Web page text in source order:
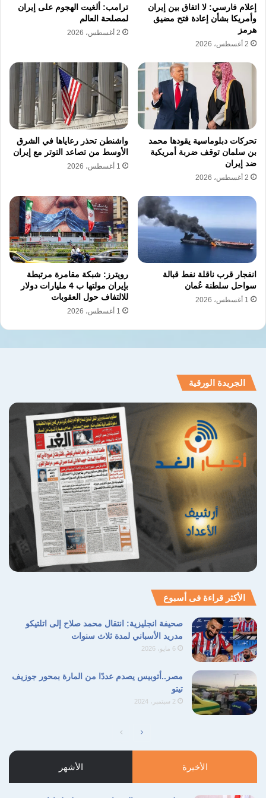
وفي السياق نفسه، بحث رئيس الوزراء وزير
الخارجية القطري الشيخ محمد بن عبد الرحمن آل
ثاني، مع وزير الخارجية الإيراني عباس عراقجي،
جهود التوصل إلى اتفاق بين واشنطن وطهران،
ضمن تحركات إقليمية متواصلة لمنع انهيار التهدئة.
كما أجرى قائد الجيش الباكستاني عاصم منير
مباحثات في طهران مع مسؤولين إيرانيين، ضمن
الجهود التي تقودها إسلام آباد لتقريب وجهات النظر
وفتح مسار تفاوضي جديد يخفف من احتمالات
العودة إلى المواجهة العسكرية.
مضيق هرمز في قلب الأزمة
ويظل مضيق هرمز أحد أبرز ملفات الأزمة، باعتباره
ممراً حيوياً لإمدادات الطاقة العالمية، وسط
مخاوف من أن يؤدي استمرار التوتر إلى اضطراب
حركة الملاحة وارتفاع كلفة الشحن والطاقة.
وتسعى التحركات القطرية والباكستانية إلى تثبيت
وقف التصعيد، وتهيئة مسار سياسي يمنع انزلاق
المنطقة إلى مواجهة أوسع، في وقت لا تزال فيه
الخلافات المتعلقة بالعقوبات، والملاحة، والضمانات
الأمنية، والملف النووي الإيراني.
نسخ الرابط
إعلام فارسي: لا اتفاق بين إيران
وأمريكا بشأن إعادة فتح مضيق
هرمز
2 أغسطس، 2026
ترامب: ألغيت الهجوم على إيران
لمصلحة العالم
2 أغسطس، 2026
تحركات دبلوماسية يقودها محمد
بن سلمان توقف ضربة أمريكية
ضد إيران
2 أغسطس، 2026
واشنطن تحذر رعاياها في الشرق
الأوسط من تصاعد التوتر مع إيران
1 أغسطس، 2026
انفجار قرب ناقلة نفط قبالة
سواحل سلطنة عُمان
1 أغسطس، 2026
رويترز: شبكة مقامرة مرتبطة
بإيران مولتها ب 4 مليارات دولار
للالتفاف حول العقوبات
1 أغسطس، 2026
الجريدة الورقية
الأكثر قراءة فى أسبوع
صحيفة انجليزية: انتقال محمد صلاح إلى اتلتيكو
مدريد الأسباني لمدة ثلاث سنوات
6 مايو، 2026
مصر..أتوبيس يصدم عددًا من المارة بمحور جوزيف
تيتو
2 سبتمبر، 2024
الصفحة
السابقة
الصفحة
التالية
الأخيرة الأشهر